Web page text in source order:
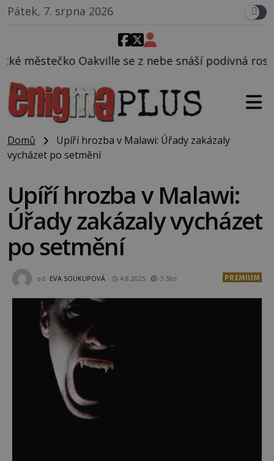
Pátek, 7. srpna 2026
z nebe snáší podivná rosolovitá látka
Domů
Upíří hrozba v Malawi: Úřady zakázaly
vycházet po setmění
Upíří hrozba v Malawi:
Úřady zakázaly vycházet
po setmění
od EVA SOUKUPOVÁ 4.8.2025 3.5tis PREMIUM